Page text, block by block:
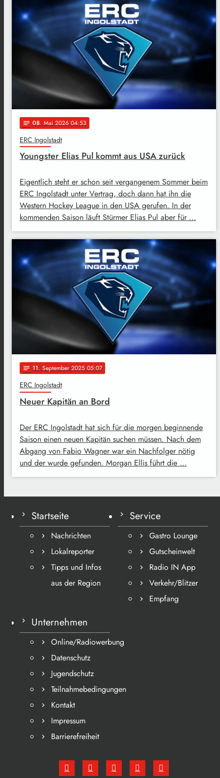
notes 08. Mai 2026 04:53
ERC Ingolstadt
Youngster Elias Pul kommt aus USA zurück
Eigentlich steht er schon seit vergangenem Sommer beim
ERC Ingolstadt unter Vertrag, doch dann hat ihn die
Western Hockey League in den USA gerufen. In der
kommenden Saison läuft Stürmer Elias Pul aber für …
notes 11. September 2025 05:07
ERC Ingolstadt
Neuer Kapitän an Bord
Der ERC Ingolstadt hat sich für die morgen beginnende
Saison einen neuen Kapitän suchen müssen. Nach dem
Abgang von Fabio Wagner war ein Nachfolger nötig
und der wurde gefunden. Morgan Ellis führt die …
Startseite
Nachrichten
Lokalreporter
Tipps und Infos
aus der Region
Service
Gastro Lounge
Gutscheinwelt
Radio IN App
Verkehr/Blitzer
Empfang
Unternehmen
Online/Radiowerbung
Datenschutz
Jugendschutz
Teilnahmebedingungen
Kontakt
Impressum
Barrierefreiheit